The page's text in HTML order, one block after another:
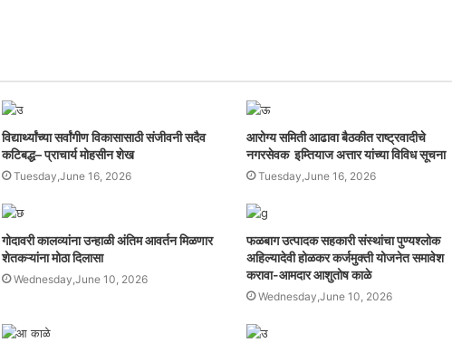
विद्यार्थ्यांच्या सर्वांगीण विकासासाठी संजीवनी सदैव
कटिबद्ध– प्राचार्य मोहसीन शेख
Tuesday,June 16, 2026
आरोग्य समिती आढावा बैठकीत राष्ट्रवादीचे
नगरसेवक इम्तियाज अत्तार यांच्या विविध सूचना
Tuesday,June 16, 2026
गोदावरी कालव्यांना उन्हाळी अंतिम आवर्तन मिळणार
शेतकऱ्यांना मोठा दिलासा
Wednesday,June 10, 2026
फळबाग उत्पादक सहकारी संस्थांचा पुण्यश्लोक
अहिल्यादेवी होळकर कर्जमुक्ती योजनेत समावेश
करावा-आमदार आशुतोष काळे
Wednesday,June 10, 2026